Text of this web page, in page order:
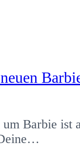
Barbie ist